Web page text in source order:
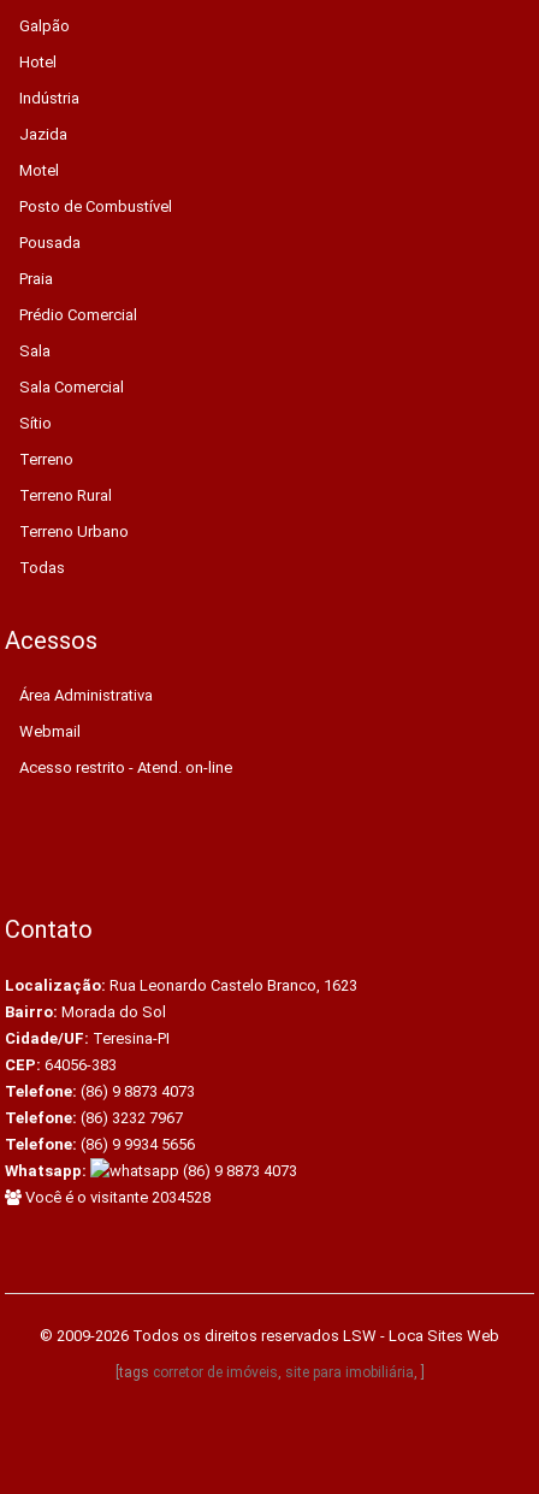
Galpão
Hotel
Indústria
Jazida
Motel
Posto de Combustível
Pousada
Praia
Prédio Comercial
Sala
Sala Comercial
Sítio
Terreno
Terreno Rural
Terreno Urbano
Todas
Acessos
Área Administrativa
Webmail
Acesso restrito - Atend. on-line
Contato
Localização: Rua Leonardo Castelo Branco, 1623
Bairro: Morada do Sol
Cidade/UF: Teresina-PI
CEP: 64056-383
Telefone: (86) 9 8873 4073
Telefone: (86) 3232 7967
Telefone: (86) 9 9934 5656
Whatsapp:
(86) 9 8873 4073
Você é o visitante 2034528
© 2009-2026 Todos os direitos reservados LSW - Loca Sites Web
[tags corretor de imóveis, site para imobiliária, ]